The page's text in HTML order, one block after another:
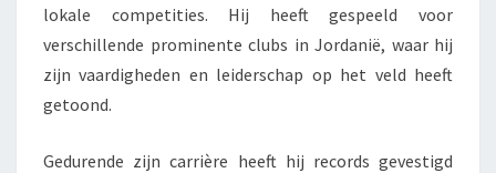
lokale competities. Hij heeft gespeeld voor
verschillende prominente clubs in Jordanië, waar hij
zijn vaardigheden en leiderschap op het veld heeft
getoond.
Gedurende zijn carrière heeft hij records gevestigd